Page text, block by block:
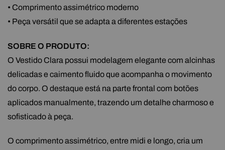
• Comprimento assimétrico moderno
• Peça versátil que se adapta a diferentes estações
SOBRE O PRODUTO:
O Vestido Clara possui modelagem elegante com alcinhas
delicadas e caimento fluido que acompanha o movimento
do corpo. O destaque está na parte frontal com botões
aplicados manualmente, trazendo um detalhe charmoso e
sofisticado à peça.
O comprimento assimétrico, entre midi e longo, cria um